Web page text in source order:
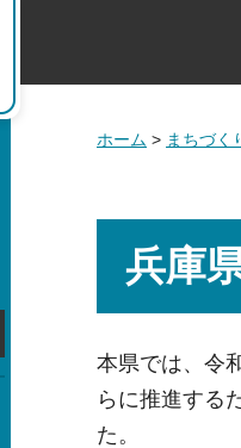
ホーム > まちづく
兵庫
本県では、令
らに推進する
た。